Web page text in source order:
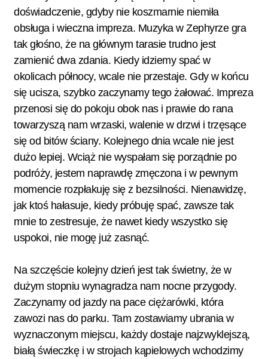
doświadczenie, gdyby nie koszmarnie niemiła
obsługa i wieczna impreza. Muzyka w Zephyrze gra
tak głośno, że na głównym tarasie trudno jest
zamienić dwa zdania. Kiedy idziemy spać w
okolicach północy, wcale nie przestaje. Gdy w końcu
się ucisza, szybko zaczynamy tego żałować. Impreza
przenosi się do pokoju obok nas i prawie do rana
towarzyszą nam wrzaski, walenie w drzwi i trzęsące
się od bitów ściany. Kolejnego dnia wcale nie jest
dużo lepiej. Wciąż nie wyspałam się porządnie po
podróży, jestem naprawdę zmęczona i w pewnym
momencie rozpłakuję się z bezsilności. Nienawidzę,
jak ktoś hałasuje, kiedy próbuję spać, zawsze tak
mnie to zestresuje, że nawet kiedy wszystko się
uspokoi, nie mogę już zasnąć.
Na szczęście kolejny dzień jest tak świetny, że w
dużym stopniu wynagradza nam nocne przygody.
Zaczynamy od jazdy na pace ciężarówki, która
zawozi nas do parku. Tam zostawiamy ubrania w
wyznaczonym miejscu, każdy dostaje najzwyklejszą,
białą świeczkę i w strojach kąpielowych wchodzimy